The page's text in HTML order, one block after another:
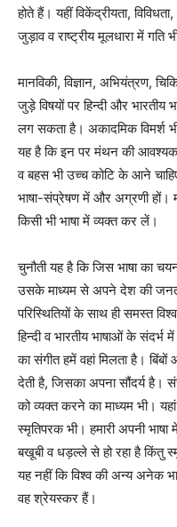
होते हैं। यहीं विकेंद्रीयता,
जुड़ाव व राष्ट्रीय मूलधारा में
मानविकी, विज्ञान, अभियंत्रण,
जुड़े विषयों पर हिन्दी और भारतीय
लग सकता है। अकादमिक विमर्श
यह है कि इन पर मंथन की
व बहस भी उच्च कोटि के आने
भाषा-संप्रेषण में और अग्रणी हों।
किसी भी भाषा में व्यक्त कर लें।
चुनौती यह है कि जिस भाषा का
उसके माध्यम से अपने देश की
परिस्थितियों के साथ ही समस्त
हिन्दी व भारतीय भाषाओं के
का संगीत हमें वहां मिलता है।
देती है, जिसका अपना सौंदर्य है।
को व्यक्त करने का माध्यम भी।
स्मृतिपरक भी। हमारी अपनी
बखूबी व धड़ल्ले से हो रहा है किंतु
यह नहीं कि विश्व की अन्य अनेक
वह श्रेयस्कर हैं।